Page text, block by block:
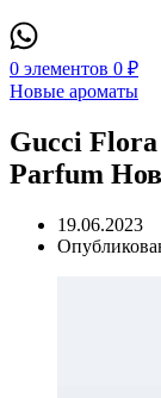
0 элементов 0 ₽
Новые ароматы
Gucci Flora
Parfum
19.06.2023